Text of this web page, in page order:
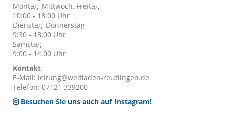
Montag, Mittwoch, Freitag
10:00 - 18:00 Uhr
Dienstag, Donnerstag
9:30 - 18:00 Uhr
Samstag
9:00 - 14:00 Uhr
Kontakt
E-Mail: leitung@weltladen-reutlingen.de
Telefon: 07121 339200
Besuchen Sie uns auch auf Instagram!